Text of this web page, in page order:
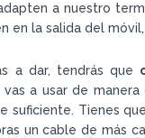
a nuestro
en la salida del
a dar, tendrás que
vas a usar de
suficiente. Tienes
un cable de más